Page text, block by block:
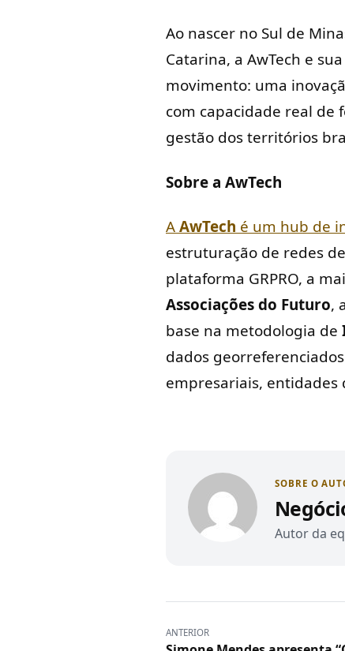
Ao nascer no Sul de
Catarina, a AwTech e
movimento: uma
com capacidade real de
gestão dos territórios
Sobre a AwTech
AAwTech é um hub de
estruturação de redes
plataforma GRPRO, a
Associações do Futuro,
base na metodologia de
dados
empresariais, entidades
SOBRE O
Autor da
ANTERIOR